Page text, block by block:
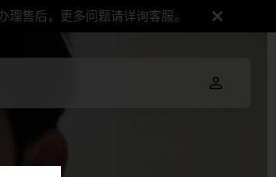
售后，更多问题请详询客服。